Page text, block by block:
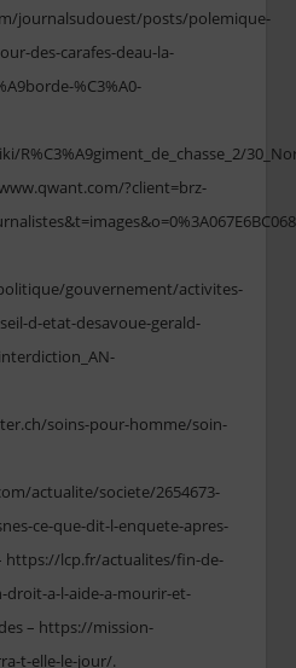
journalsudouest/posts/polemique-
des-carafes-deau-la-
%C3%A0-
R%C3%A9giment_de_chasse_2/
?client=brz-
gouvernement/activites-
d-etat-desavoue-gerald-
soins-pour-homme/soin-
actualite/societe/2654673-
ce-que-dit-l-enquete-apres-
https://lcp.fr/actualites/fin-de-
a-l-aide-a-mourir-et-
– https://mission-
t-elle-le-jour/.